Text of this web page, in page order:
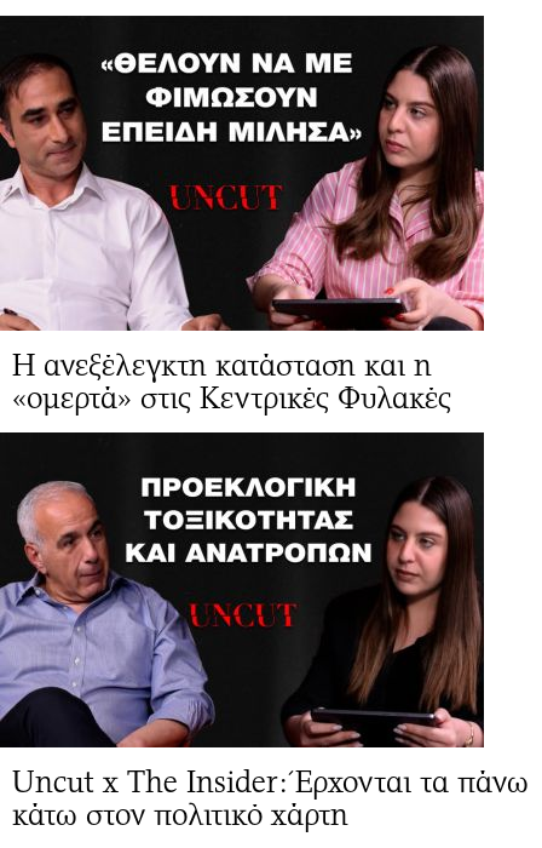
Η ανεξέλεγκτη κατάσταση και η
«ομερτά» στις Κεντρικές Φυλακές
Uncut x The Insider: Έρχονται τα πάνω
κάτω στον πολιτικό χάρτη